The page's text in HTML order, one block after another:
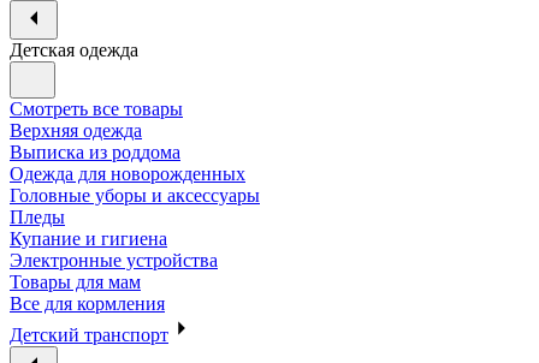
Детская одежда
Смотреть все товары
Верхняя одежда
Выписка из роддома
Одежда для новорожденных
Головные уборы и аксессуары
Пледы
Купание и гигиена
Электронные устройства
Товары для мам
Все для кормления
Детский транспорт